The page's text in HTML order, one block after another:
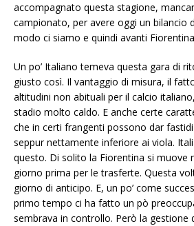
accompagnato questa stagione,
campionato, per avere oggi un bilancio
modo ci siamo e quindi avanti
Un po’ Italiano temeva questa gara di
giusto così. Il vantaggio di misura, il
altitudini non abituali per il calcio
stadio molto caldo. E anche certe
che in certi frangenti possono dar
seppur nettamente inferiore ai viola.
questo. Di solito la Fiorentina si muove
giorno prima per le trasferte. Questa
giorno di anticipo. E, un po’ come
primo tempo ci ha fatto un pò
sembrava in controllo. Però la gestione